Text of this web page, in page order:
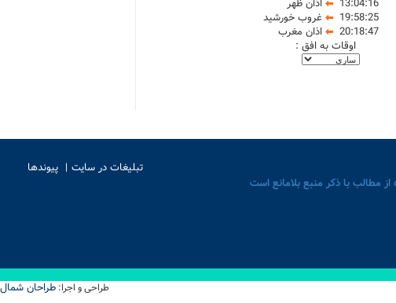
13:04:16
اذان ظهر
19:58:25
غروب خورشید
20:18:47
اذان مغرب
اوقات به افق :
تبلیغات در سایت
پیوندها
از مطالب با ذکر منبع بلامانع است
طراحی و اجرا: طراحان شمال